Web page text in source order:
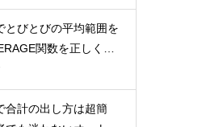
とびとびの平均範囲を
関数を正しく使
合計の出し方は超簡